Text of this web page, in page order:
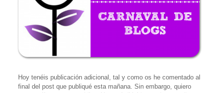
Hoy tenéis publicación adicional, tal y como os he comentado al
final del post que publiqué esta mañana. Sin embargo, quiero